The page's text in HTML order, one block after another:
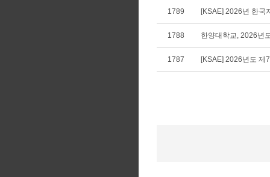
1789 [KSAE] 2026년 한국
1788 한양대학교, 2026년
1787 [KSAE] 2026년도 제